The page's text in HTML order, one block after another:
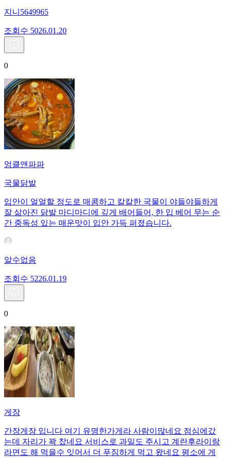
지니5649965
조회수 5026.01.20
0
엉클앤파파
국물닭발
입안이 얼얼할 정도로 매콤하고 칼칼한 국물이 야들야들하게
잘 삶아진 닭발 마디마디에 깊게 배어들어, 한 입 베어 무는 순
간 중독성 있는 매운맛이 입안 가득 퍼졌습니다.
알수없음
조회수 5226.01.19
0
게장
간장게장 입니다 여기 유명한가게라 사람이많네요 점심에갔
는데 자리가 꽉 찼네요 서비스로 과일도 주시고 계란후라이랑
라면도 해 먹을수 잇어서 더 푸짐하게 먹고 왔네요 평소에 게